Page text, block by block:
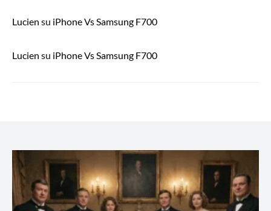
Lucien su iPhone Vs Samsung F700
Lucien su iPhone Vs Samsung F700